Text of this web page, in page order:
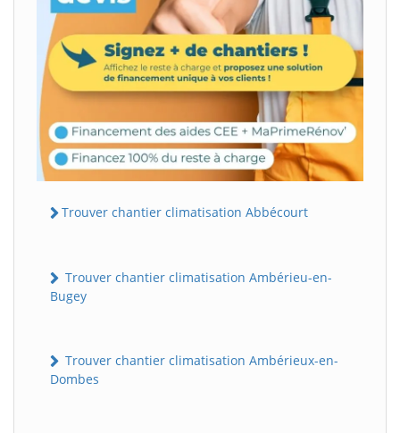
Trouver chantier climatisation Abbécourt
Trouver chantier climatisation Ambérieu-en-
Bugey
Trouver chantier climatisation Ambérieux-en-
Dombes